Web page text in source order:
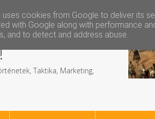
Saját
Taktika, Marketing,
uses cookies from Google to deliver its
with Google along with performance
and to detect and address abuse.